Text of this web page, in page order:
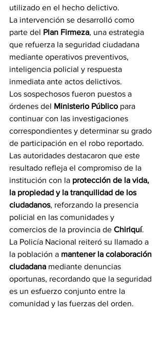
utilizado en el hecho delictivo.
La intervención se desarrolló como
parte del Plan Firmeza, una estrategia
que refuerza la seguridad ciudadana
mediante operativos preventivos,
inteligencia policial y respuesta
inmediata ante actos delictivos.
Los sospechosos fueron puestos a
órdenes del Ministerio Público para
continuar con las investigaciones
correspondientes y determinar su grado
de participación en el robo reportado.
Las autoridades destacaron que este
resultado refleja el compromiso de la
institución con la protección de la vida,
la propiedad y la tranquilidad de los
ciudadanos, reforzando la presencia
policial en las comunidades y
comercios de la provincia de Chiriquí.
La Policía Nacional reiteró su llamado a
la población a mantener la colaboración
ciudadana mediante denuncias
oportunas, recordando que la seguridad
es un esfuerzo conjunto entre la
comunidad y las fuerzas del orden.